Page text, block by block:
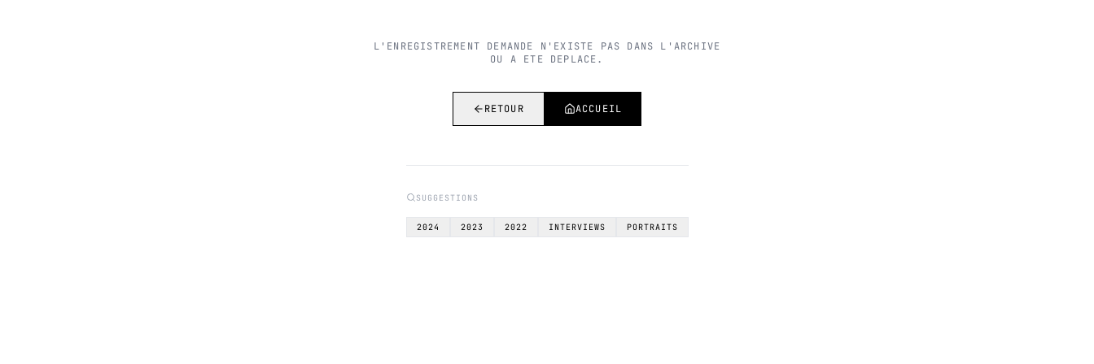
L'ENREGISTREMENT DEMANDE N'EXISTE PAS DANS L'ARCHIVE
OU A ETE DEPLACE.
RETOUR ACCUEIL
SUGGESTIONS
2024 2023 2022 INTERVIEWS PORTRAITS